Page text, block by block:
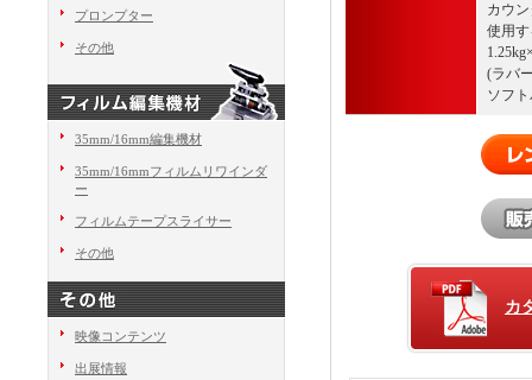
カウ
使用
(ラバ
ソフ
カ
プロンプター
その他
35mm/16mm編集機材
35mm/16mmフィルムリワインダ
ー
フィルムテープスライサー
その他
映像コンテンツ
出展情報